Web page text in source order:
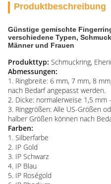
Produktbeschreibung
Günstige gemischte
verschiedene Typen,
Männer und Frauen
Produkttyp: Schmuckring,
Abmessungen:
1. Ringbreite: 6 mm, 7 mm, 8
nach Bedarf angepasst werden.
2. Dicke: normalerweise 1,5 mm
3. Ringgrößen: Alle US-Größen
halber Größen können nach
Farben:
1. Silberfarbe
2. IP Gold
3. IP Schwarz
4. IP Blau
5. IP Roségold